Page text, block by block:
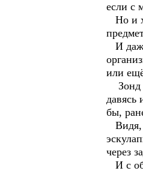
если с
Но и
И
или
Зонд
давясь
бы,
Видя,
через
И с